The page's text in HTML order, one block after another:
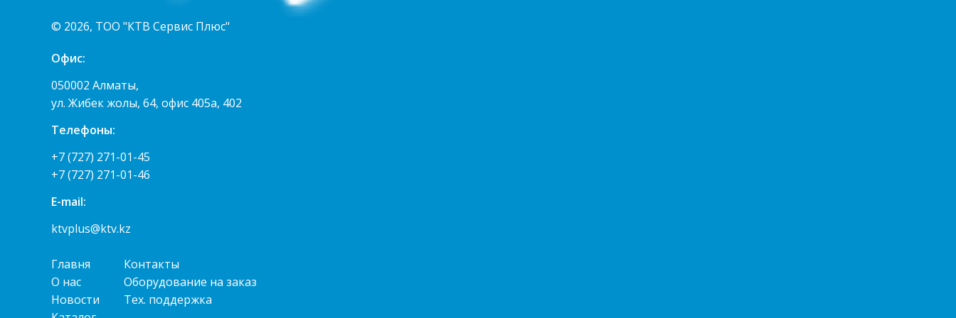
© 2026, ТОО "КТВ Сервис Плюс"
Офис:
050002 Алматы,
ул. Жибек жолы, 64, офис 405а, 402
Телефоны:
+7 (727) 271-01-45
+7 (727) 271-01-46
E-mail:
ktvplus@ktv.kz
Главня
О нас
Новости
Контакты
Оборудование на заказ
Тех. поддержка